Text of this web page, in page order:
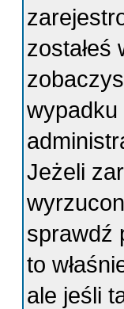
zostałeś
wypadku
Jeżeli
sprawdź
to
ale jeśli